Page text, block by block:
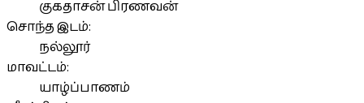
குகதாசன் பிரணவன்
சொந்த இடம்:
நல்லூர்
மாவட்டம்:
யாழ்ப்பாணம்